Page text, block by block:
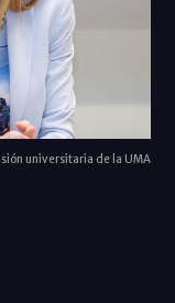
universitaria de la UMA